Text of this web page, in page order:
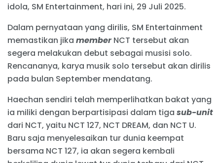
idola, SM Entertainment, hari ini, 29 Juli 2025.
Dalam pernyataan yang dirilis, SM Entertainment
memastikan jika memberNCT tersebut akan
segera melakukan debut sebagai musisi solo.
Rencananya, karya musik solo tersebut akan dirilis
pada bulan September mendatang.
Haechan sendiri telah memperlihatkan bakat yang
ia miliki dengan berpartisipasi dalam tiga sub-unit
dari NCT, yaitu NCT 127, NCT DREAM, dan NCT U.
Baru saja menyelesaikan tur dunia keempat
bersama NCT 127, ia akan segera kembali